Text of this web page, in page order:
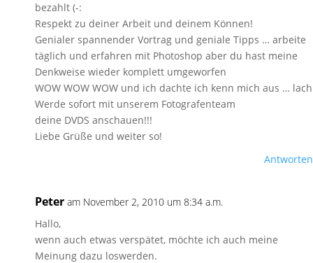
bezahlt (-:
Respekt zu deiner Arbeit und deinem Können!
Genialer spannender Vortrag und geniale Tipps … arbeite
täglich und erfahren mit Photoshop aber du hast meine
Denkweise wieder komplett umgeworfen
WOW WOW WOW und ich dachte ich kenn mich aus … lach
Werde sofort mit unserem Fotografenteam
deine DVDS anschauen!!!
Liebe Grüße und weiter so!
Antworten
Peter am November 2, 2010 um 8:34 a.m.
Hallo,
wenn auch etwas verspätet, möchte ich auch meine
Meinung dazu loswerden.